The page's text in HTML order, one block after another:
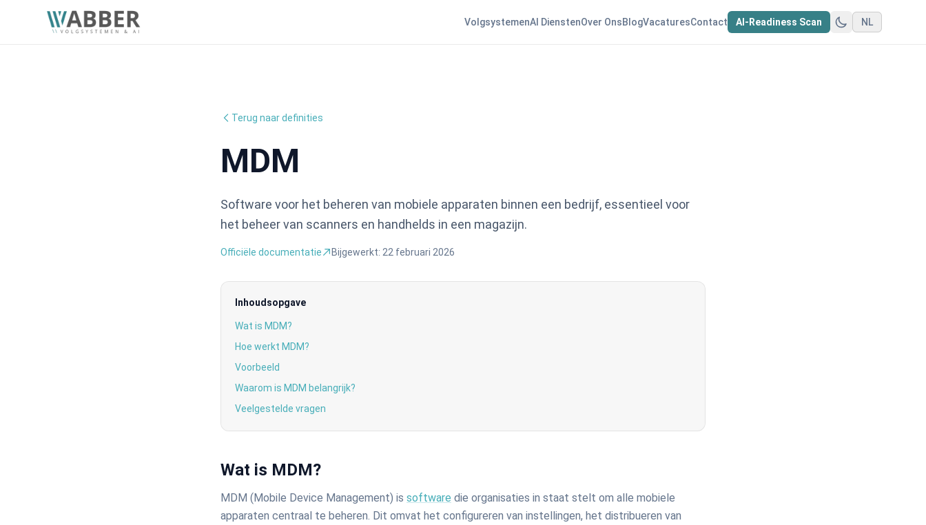
VolgsystemenAI DienstenOver OnsBlogVacaturesContact AI-Readiness Scan NL
Terug naar definities
MDM
Software voor het beheren van mobiele apparaten binnen een bedrijf, essentieel voor
het beheer van scanners en handhelds in een magazijn.
Officiële documentatie Bijgewerkt: 22 februari 2026
Inhoudsopgave
Wat is MDM?
Hoe werkt MDM?
Voorbeeld
Waarom is MDM belangrijk?
Veelgestelde vragen
Wat is MDM?
MDM (Mobile Device Management) is software die organisaties in staat stelt om alle mobiele
apparaten centraal te beheren. Dit omvat het configureren van instellingen, het distribueren van